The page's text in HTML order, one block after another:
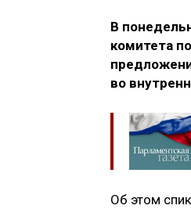
В
комитета
во
Об этом